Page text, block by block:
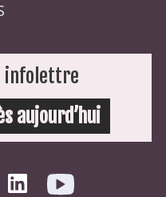
infolettre
aujourd’hui